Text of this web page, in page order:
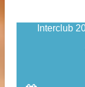
Interclub